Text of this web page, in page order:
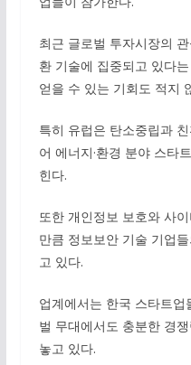
최근 글로벌 투자시장의
환 기술에 집중되고 있다
얻을 수 있는 기회도 적지
특히 유럽은 탄소중립과
어 에너지·환경 분야 스타
힌다.
또한 개인정보 보호와 사
만큼 정보보안 기술 기업
고 있다.
업계에서는 한국 스타트
벌 무대에서도 충분한 경
놓고 있다.